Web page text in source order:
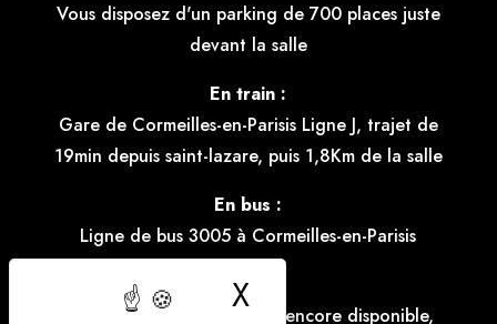
X Masquer le
Vous disposez d'un parking de 700 places juste
devant la salle
En train :
Gare de Cormeilles-en-Parisis Ligne J, trajet de
19min depuis saint-lazare, puis 1,8Km de la salle
En bus :
Ligne de bus 3005 à Cormeilles-en-Parisis
Vélo :
Le parking à vélo n'est pas encore disponible,